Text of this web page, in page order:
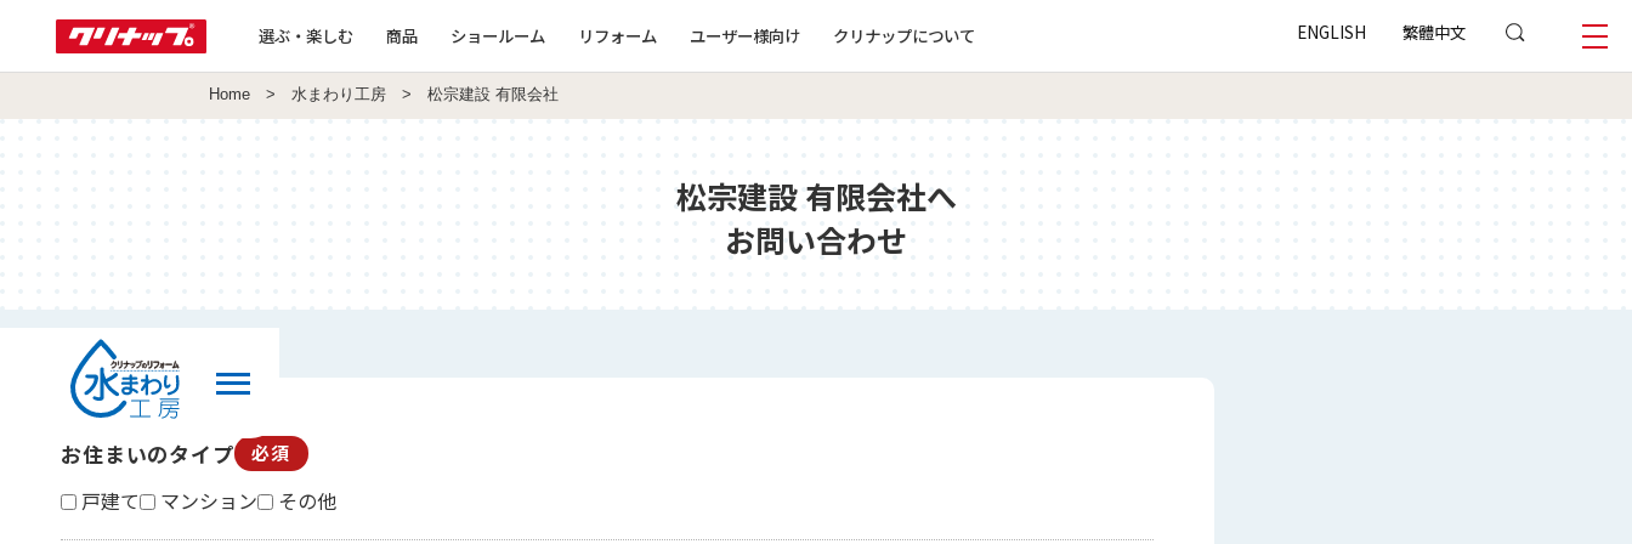
選ぶ・楽しむ 商品 ショールーム リフォーム ユーザー様向け クリナップについて ENGLISH 繁體中文
Home > 水まわり工房 > 松宗建設 有限会社
松宗建設 有限会社へ
お問い合わせ
お住まいのタイプ 必須
戸建て マンション その他